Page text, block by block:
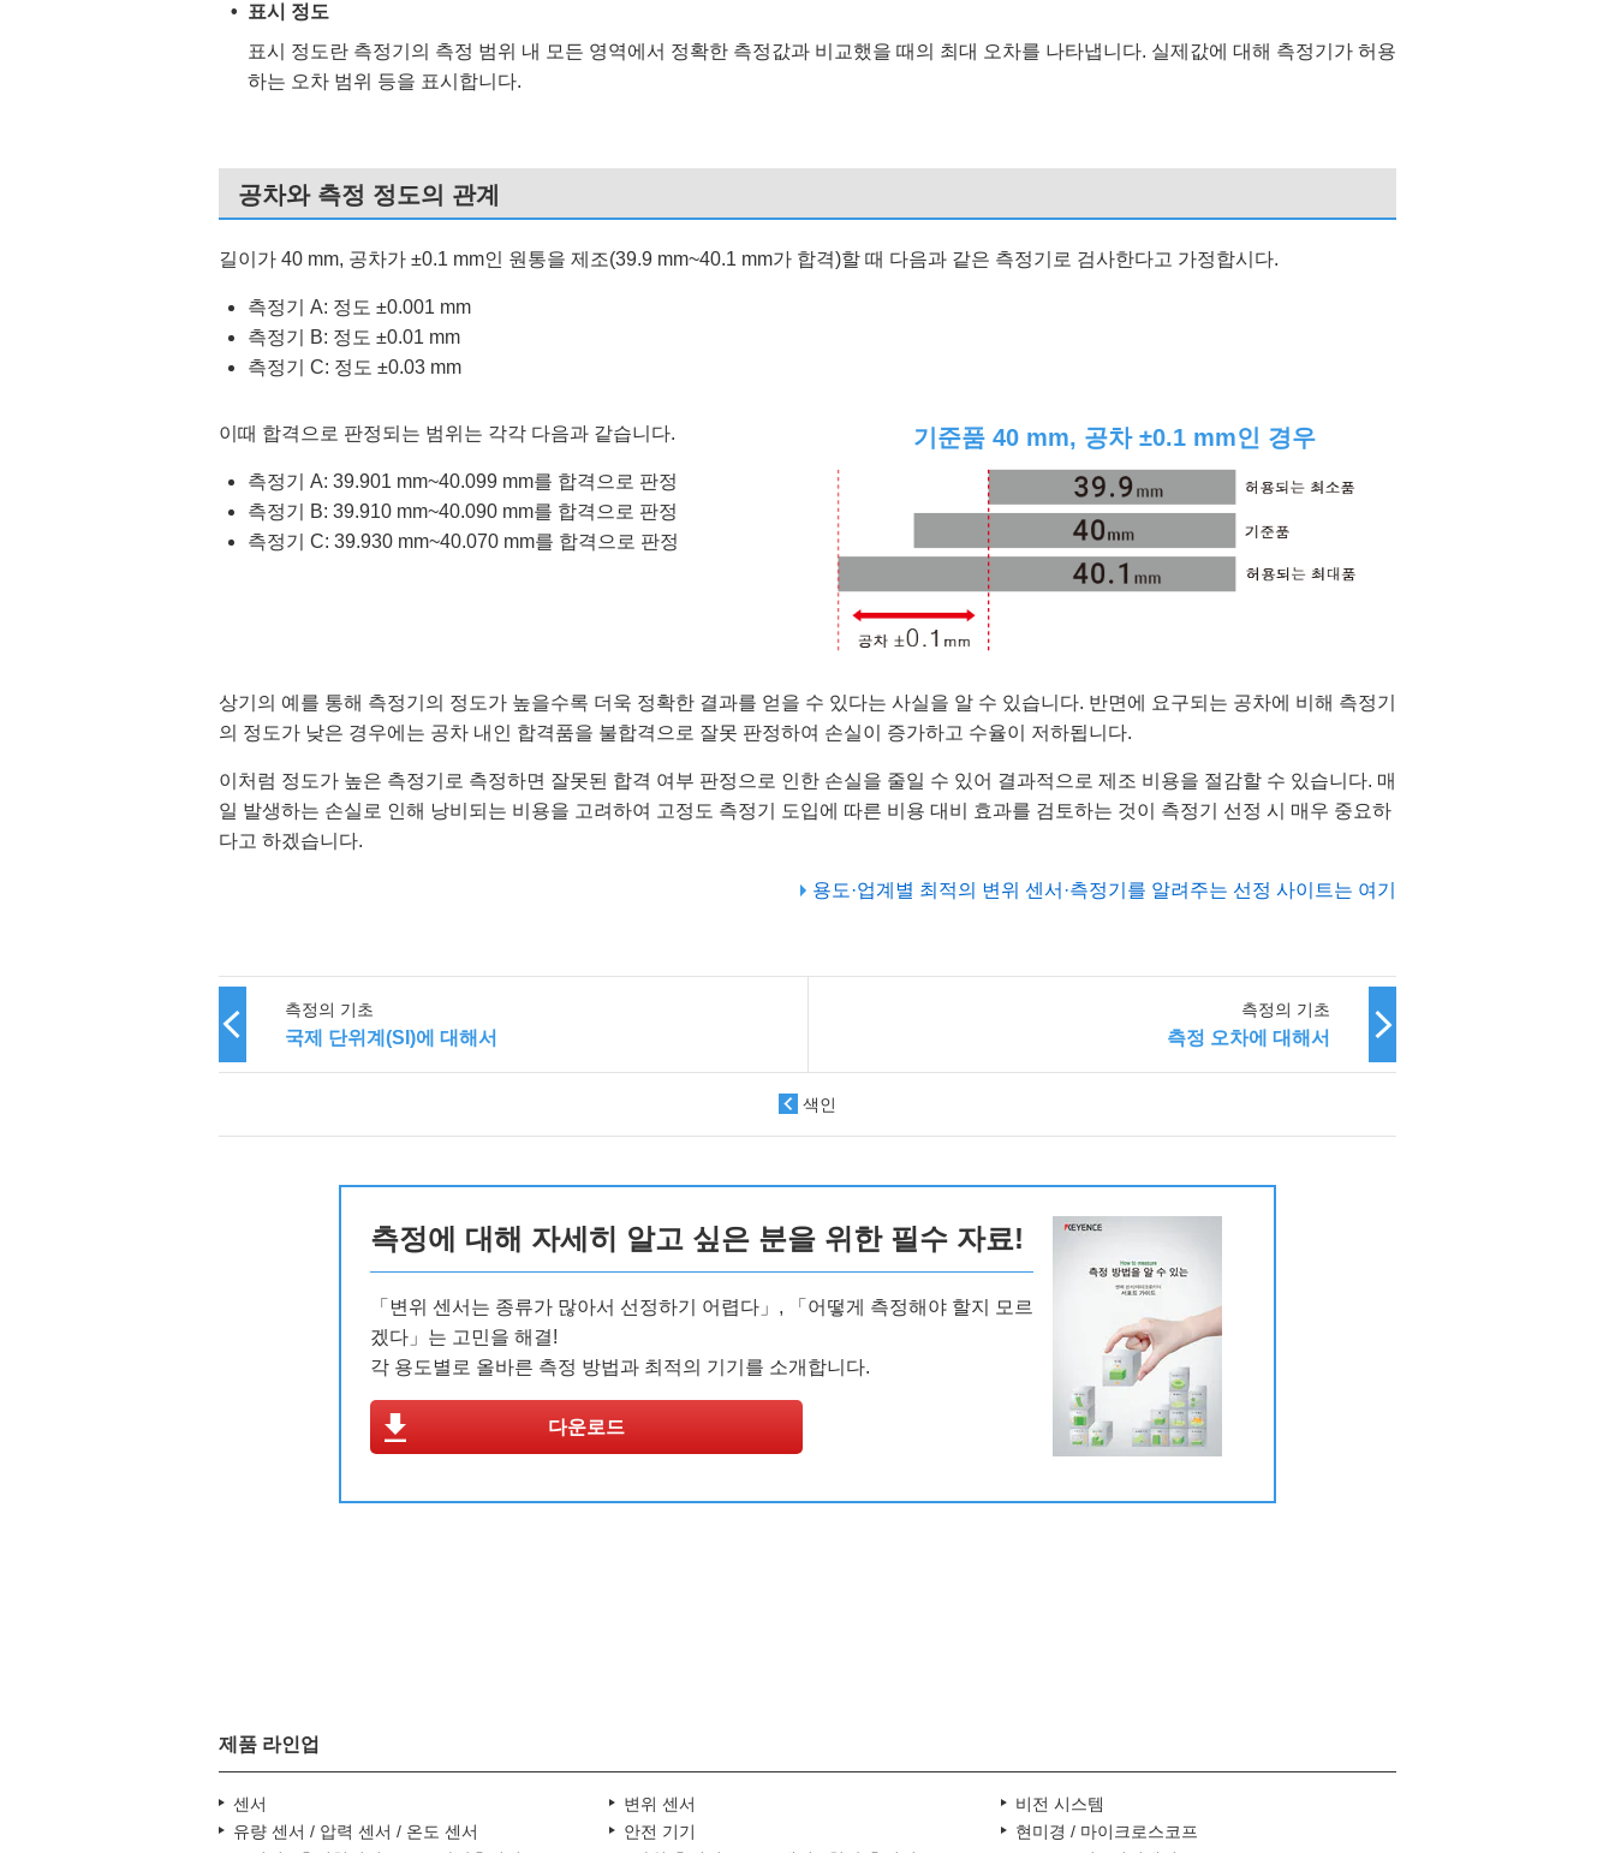
표시 정도
표시 정도란 측정기의 측정 범위 내 모든 영역에서 정확한 측정값과 비교했을 때의 최대 오차를 나타냅니다. 실제값에 대해 측정기가 허용
하는 오차 범위 등을 표시합니다.
공차와 측정 정도의 관계
길이가 40 mm, 공차가 ±0.1 mm인 원통을 제조(39.9 mm~40.1 mm가 합격)할 때 다음과 같은 측정기로 검사한다고 가정합시다.
측정기 A: 정도 ±0.001 mm
측정기 B: 정도 ±0.01 mm
측정기 C: 정도 ±0.03 mm
이때 합격으로 판정되는 범위는 각각 다음과 같습니다.
측정기 A: 39.901 mm~40.099 mm를 합격으로 판정
측정기 B: 39.910 mm~40.090 mm를 합격으로 판정
측정기 C: 39.930 mm~40.070 mm를 합격으로 판정
기준품 40 mm, 공차 ±0.1 mm인 경우
상기의 예를 통해 측정기의 정도가 높을수록 더욱 정확한 결과를 얻을 수 있다는 사실을 알 수 있습니다. 반면에 요구되는 공차에 비해 측정기
의 정도가 낮은 경우에는 공차 내인 합격품을 불합격으로 잘못 판정하여 손실이 증가하고 수율이 저하됩니다.
이처럼 정도가 높은 측정기로 측정하면 잘못된 합격 여부 판정으로 인한 손실을 줄일 수 있어 결과적으로 제조 비용을 절감할 수 있습니다. 매
일 발생하는 손실로 인해 낭비되는 비용을 고려하여 고정도 측정기 도입에 따른 비용 대비 효과를 검토하는 것이 측정기 선정 시 매우 중요하
다고 하겠습니다.
용도·업계별 최적의 변위 센서·측정기를 알려주는 선정 사이트는 여기
측정의 기초
국제 단위계(SI)에 대해서
측정의 기초
측정 오차에 대해서
색인
측정에 대해 자세히 알고 싶은 분을 위한 필수 자료!
「변위 센서는 종류가 많아서 선정하기 어렵다」, 「어떻게 측정해야 할지 모르
겠다」는 고민을 해결!
각 용도별로 올바른 측정 방법과 최적의 기기를 소개합니다.
다운로드
제품 라인업
센서 변위 센서
비전 시스템
유량 센서 / 압력 센서 / 온도 센서
안전 기기
현미경 / 마이크로스코프